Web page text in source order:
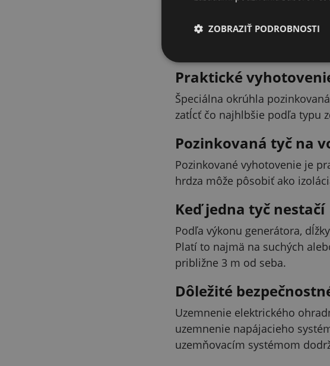
Jednoduché
Tyč je vybavená skrutkou na
ohradníka. Pevné a správne
Praktické
Špeciálna okrúhla
zatĺcť čo najhlbšie podľa typu
Pozinkovaná tyč na
Pozinkované vyhotovenie je
hrdza môže pôsobiť ako
Keď jedna tyč nestačí
Podľa výkonu generátora,
Platí to najmä na suchých
približne 3 m od seba.
Dôležité
Uzemnenie elektrického
uzemnenie napájacieho
uzemňovacím systémom
ZOBRAZIŤ PODROBNOSTI